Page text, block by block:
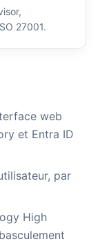
27001.
web
et Entra ID
par
High